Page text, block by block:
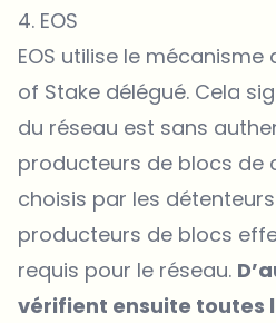
4. EOS
EOS utilise le
of Stake délégué. Cela
du réseau est sans
producteurs de blocs de
choisis par les détenteurs
producteurs de blocs
requis pour le réseau.
vérifient ensuite toutes